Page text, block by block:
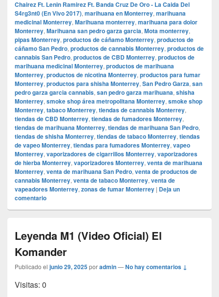
Chairez Ft. Lenin Ramirez Ft. Banda Cruz De Oro - La Caida Del
S4rg3nt0 (En Vivo 2017), marihuana en Monterrey, marihuana
medicinal Monterrey, Marihuana monterrey, marihuana para dolor
Monterrey, Marihuana san pedro garza garcia, Mota monterrey,
pipas Monterrey, productos de cáñamo Monterrey, productos de
cáñamo San Pedro, productos de cannabis Monterrey, productos de
cannabis San Pedro, productos de CBD Monterrey, productos de
marihuana medicinal Monterrey, productos de marihuana
Monterrey, productos de nicotina Monterrey, productos para fumar
Monterrey, productos para shisha Monterrey, San Pedro Garza, san
pedro garza garcia cannabis, san pedro garza marihuana, shisha
Monterrey, smoke shop área metropolitana Monterrey, smoke shop
Monterrey, tabaco Monterrey, tiendas de cannabis Monterrey,
tiendas de CBD Monterrey, tiendas de fumadores Monterrey,
tiendas de marihuana Monterrey, tiendas de marihuana San Pedro,
tiendas de shisha Monterrey, tiendas de tabaco Monterrey, tiendas
de vapeo Monterrey, tiendas para fumadores Monterrey, vapeo
Monterrey, vaporizadores de cigarrillos Monterrey, vaporizadores
de hierba Monterrey, vaporizadores Monterrey, venta de marihuana
Monterrey, venta de marihuana San Pedro, venta de productos de
cannabis Monterrey, venta de tabaco Monterrey, venta de
vapeadores Monterrey, zonas de fumar Monterrey | Deja un
comentario
Leyenda M1 (Video Oficial) El
Komander
Publicado el junio 29, 2025poradmin—No hay comentarios ↓
Visitas: 0